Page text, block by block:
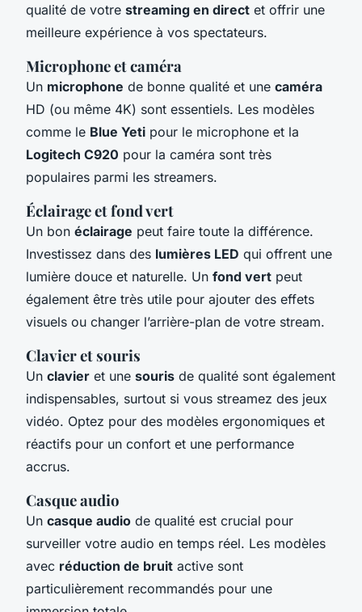
qualité de votre streaming en direct et offrir une
meilleure expérience à vos spectateurs.
Microphone et caméra
Un microphone de bonne qualité et une caméra
HD (ou même 4K) sont essentiels. Les modèles
comme le Blue Yeti pour le microphone et la
Logitech C920 pour la caméra sont très
populaires parmi les streamers.
Éclairage et fond vert
Un bon éclairage peut faire toute la différence.
Investissez dans des lumières LED qui offrent une
lumière douce et naturelle. Un fond vert peut
également être très utile pour ajouter des effets
visuels ou changer l’arrière-plan de votre stream.
Clavier et souris
Un clavier et une souris de qualité sont également
indispensables, surtout si vous streamez des jeux
vidéo. Optez pour des modèles ergonomiques et
réactifs pour un confort et une performance
accrus.
Casque audio
Un casque audio de qualité est crucial pour
surveiller votre audio en temps réel. Les modèles
avec réduction de bruit active sont
particulièrement recommandés pour une